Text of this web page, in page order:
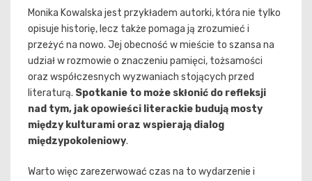
Monika Kowalska jest przykładem autorki, która nie tylko
opisuje historię, lecz także pomaga ją zrozumieć i
przeżyć na nowo. Jej obecność w mieście to szansa na
udział w rozmowie o znaczeniu pamięci, tożsamości
oraz współczesnych wyzwaniach stojących przed
literaturą. Spotkanie to może skłonić do refleksji
nad tym, jak opowieści literackie budują mosty
między kulturami oraz wspierają dialog
międzypokoleniowy.
Warto więc zarezerwować czas na to wydarzenie i